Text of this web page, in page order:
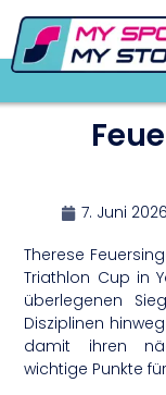
7. Juni 2026
Therese
Triathlon Cup in
überlegenen
Disziplinen
damit ihren
wichtige Punkte